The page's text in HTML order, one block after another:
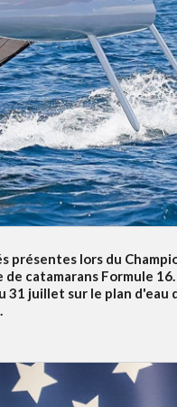
présentes lors du
de catamarans Formule
31 juillet sur le plan d'eau